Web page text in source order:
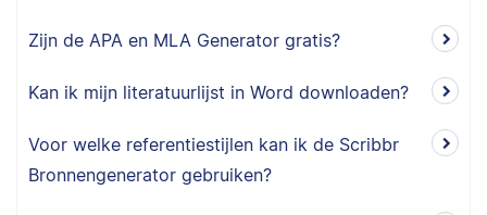
Zijn de APA en MLA Generator gratis?
Kan ik mijn literatuurlijst in Word downloaden?
Voor welke referentiestijlen kan ik de Scribbr
Bronnengenerator gebruiken?